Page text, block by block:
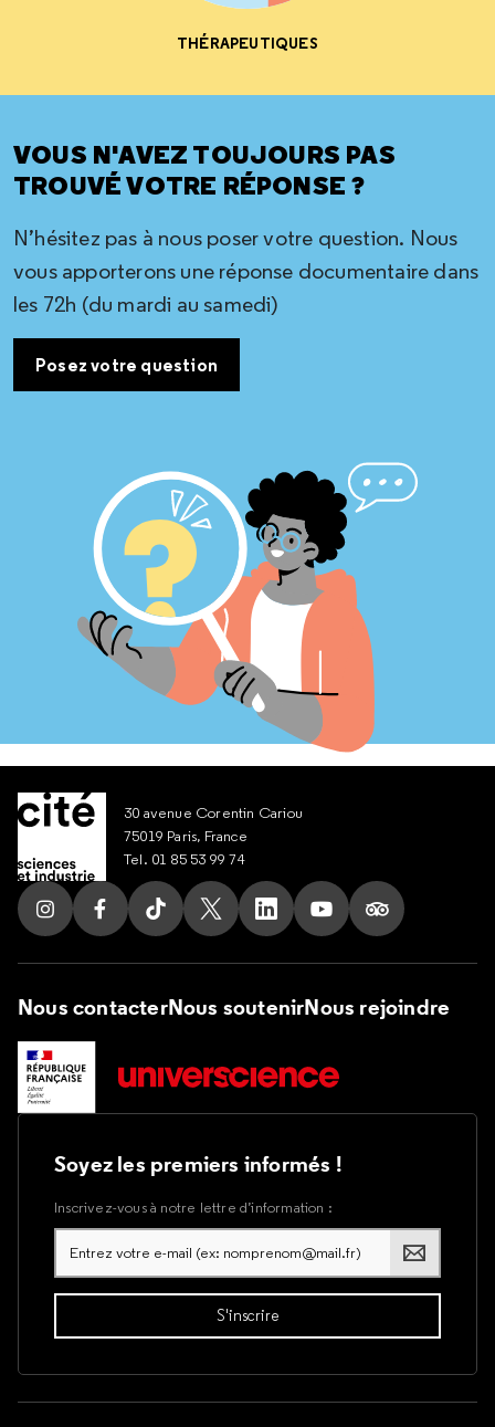
THÉRAPEUTIQUES
VOUS N'AVEZ TOUJOURS PAS
TROUVÉ VOTRE RÉPONSE ?
N’hésitez pas à nous poser votre question. Nous
vous apporterons une réponse documentaire dans
les 72h (du mardi au samedi)
Posez votre question
30 avenue Corentin Cariou
75019 Paris, France
Tel. 01 85 53 99 74
Suivez nous sur Instagram
Suivez nous sur Facebook
Suivez nous sur Tik Tok
Suivez nous sur X
Suivez nous sur LinkedIn
Suivez nous sur
Suivez nous
Nous contacterNous soutenirNous rejoindre
Soyez les premiers informés !
Inscrivez-vous à notre lettre d’information :